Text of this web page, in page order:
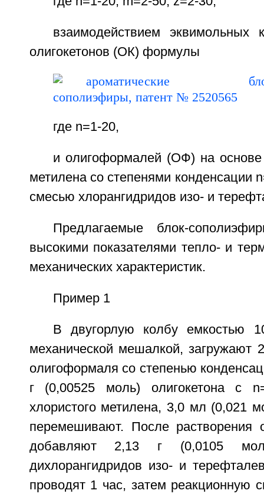
взаимодействием эквимольных
олигокетонов (ОК) формулы
где n=1-20,
и олигоформалей (ОФ) на основе
метилена со степенями конденсации
смесью хлорангидридов изо- и
Предлагаемые блок-
высокими показателями тепло- и
механических характеристик.
Пример 1
В двугорлую колбу емкостью
механической мешалкой, загружают
олигоформаля со степенью
г (0,00525 моль) олигокетона с
хлористого метилена, 3,0 мл (0,021
перемешивают. После растворения
добавляют 2,13 г (0,0105
дихлорангидридов изо- и
проводят 1 час, затем реакционную